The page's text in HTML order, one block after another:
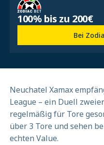
100% bis zu 200€
Bei
Neuchatel Xamax
League – ein Duell
regelmäßig für Tore
über 3 Tore und sehen
echten Value.